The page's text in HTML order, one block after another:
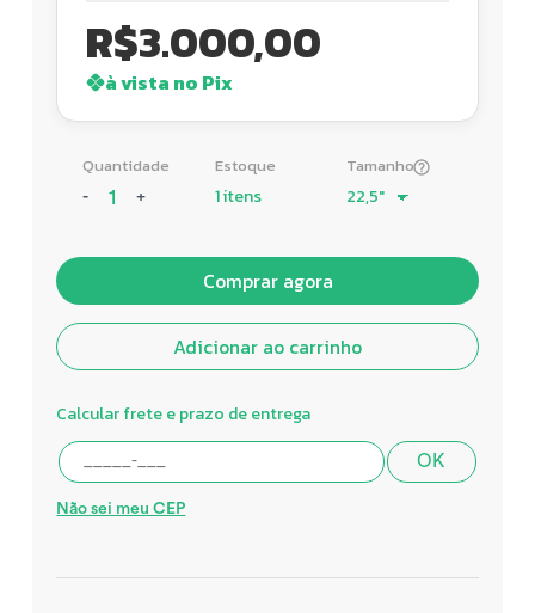
R$3.000,00
à vista no Pix
Quantidade
- +
Estoque
1 itens
Tamanho
Comprar agora
Adicionar ao carrinho
Calcular frete e prazo de entrega
OK
Não sei meu CEP